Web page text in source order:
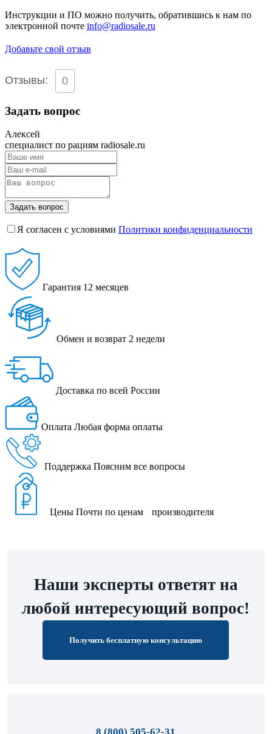
Инструкции и ПО можно получить, обратившись к нам по
электронной почте info@radiosale.ru
Добавьте свой отзыв
Отзывы: 0
Задать вопрос
Алексей
специалист по рациям radiosale.ru
Задать вопрос
Я согласен с условиями Политики конфиденциальности
Гарантия 12 месяцев
Обмен и возврат 2 недели
Доставка по всей России
Оплата Любая форма оплаты
Поддержка Поясним все вопросы
Цены Почти по ценам производителя
Наши эксперты ответят на
любой интересующий вопрос!
Получить бесплатную консультацию